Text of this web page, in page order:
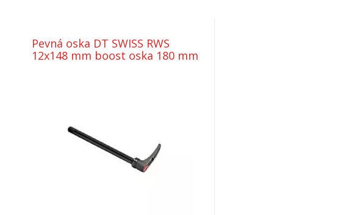
Pevná oska DT SWISS RWS
12x148 mm boost oska 180 mm